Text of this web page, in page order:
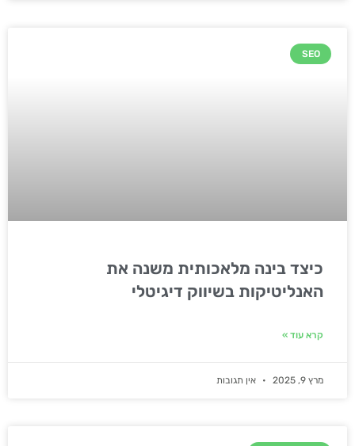
SEO
כיצד בינה מלאכותית משנה את
האנליטיקות בשיווק דיגיטלי
קרא עוד »
מרץ 9, 2025 אין תגובות